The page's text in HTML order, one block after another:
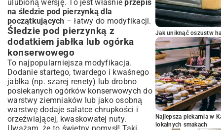
ulubioną wersję. To jest właśnieprzepis
na śledzie pod pierzynką dla
początkujących – łatwy do modyfikacji.
Śledzie pod pierzynką z
dodatkiem jabłka lub ogórka
konserwowego
To najpopularniejsza modyfikacja.
Dodanie startego, twardego i kwaśnego
jabłka (np. szarej renety) lub drobno
posiekanych ogórków konserwowych do
warstwy ziemniaków lub jako osobną
warstwę dodaje sałatce chrupkości i
orzeźwiającej, kwaskowatej nuty.
Jak uniknąć oszustw
Najlepsza piekarnia w
lokalnych smakach